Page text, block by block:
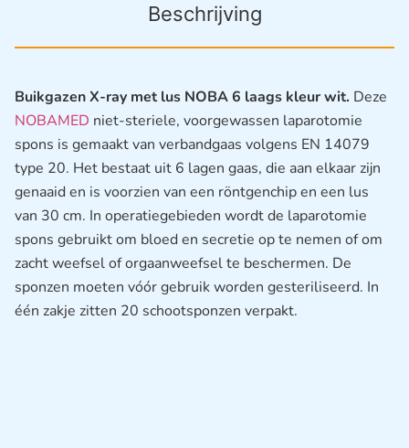
Beschrijving
Buikgazen X-ray met lus NOBA 6 laags kleur wit. Deze
NOBAMED niet-steriele, voorgewassen laparotomie
spons is gemaakt van verbandgaas volgens EN 14079
type 20. Het bestaat uit 6 lagen gaas, die aan elkaar zijn
genaaid en is voorzien van een röntgenchip en een lus
van 30 cm. In operatiegebieden wordt de laparotomie
spons gebruikt om bloed en secretie op te nemen of om
zacht weefsel of orgaanweefsel te beschermen. De
sponzen moeten vóór gebruik worden gesteriliseerd. In
één zakje zitten 20 schootsponzen verpakt.